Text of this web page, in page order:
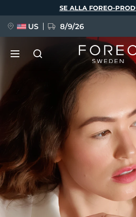
SE ALLA FOREO-
US 8/9/26
Mina
FAQ™ Pure Beauty-Tech Elixir
BREAKING NEWS
issa™ Teeth Whitening Set
Språk
English Deutsch
Français
Polski
Svenska
Türkçe
简体中文